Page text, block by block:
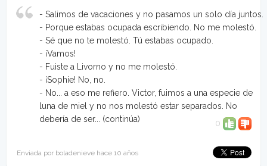
- Salimos de vacaciones y no pasamos un solo día juntos.
- Porque estabas ocupada escribiendo. No me molestó.
- Sé que no te molestó. Tú estabas ocupado.
- ¡Vamos!
- Fuiste a Livorno y no me molestó.
- ¡Sophie! No, no.
- No... a eso me refiero. Victor, fuimos a una especie de
luna de miel y no nos molestó estar separados. No
debería de ser... (continúa) 0
Enviada por boladenieve hace 10 años